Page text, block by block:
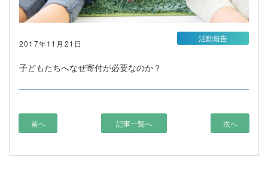
2017年11月21日
子どもたちへなぜ寄付が必要なのか？
活動報告
前へ 記事一覧へ 次へ